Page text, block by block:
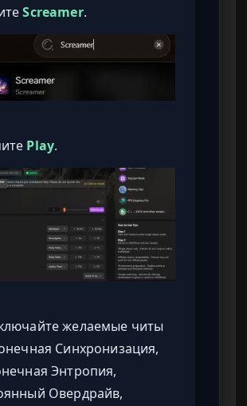
Screamer.
Play.
желаемые читы
Синхронизация,
Энтропия,
Овердрайв,